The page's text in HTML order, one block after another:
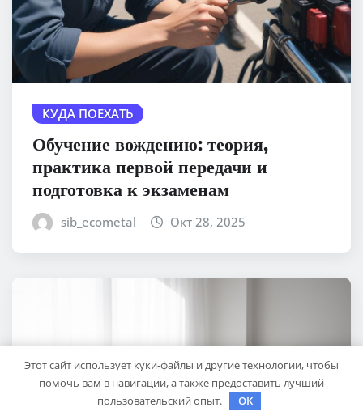
КУДА ПОЕХАТЬ
Обучение вождению: теория,
практика первой передачи и
подготовка к экзаменам
sib_ecometal Окт 28, 2025
Этот сайт использует куки-файлы и другие технологии, чтобы
помочь вам в навигации, а также предоставить лучший
пользовательский опыт.
OK